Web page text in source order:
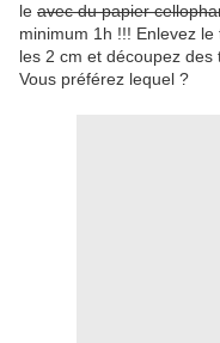
le avec du papier
minimum 1h !!! Enlevez
les 2 cm et découpez
Vous préférez lequel ?